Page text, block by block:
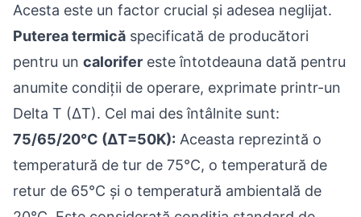
Acesta este un factor crucial și adesea neglijat.
Puterea termică specificată de producători
pentru un calorifer este întotdeauna dată pentru
anumite condiții de operare, exprimate printr-un
Delta T (ΔT). Cel mai des întâlnite sunt:
75/65/20°C (ΔT=50K): Aceasta reprezintă o
temperatură de tur de 75°C, o temperatură de
retur de 65°C și o temperatură ambientală de